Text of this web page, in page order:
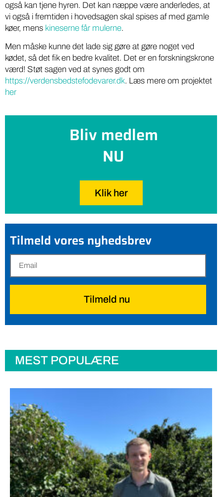
også kan tjene hyren. Det kan næppe være anderledes, at
vi også i fremtiden i hovedsagen skal spises af med gamle
køer, mens kineserne får mulerne.
Men måske kunne det lade sig gøre at gøre noget ved
kødet, så det fik en bedre kvalitet. Det er en forskningskrone
værd! Støt sagen ved at synes godt om
https://verdensbedstefodevarer.dk. Læs mere om projektet
her
Bliv medlem
NU
Klik her
Tilmeld vores nyhedsbrev
Tilmeld nu
MEST POPULÆRE